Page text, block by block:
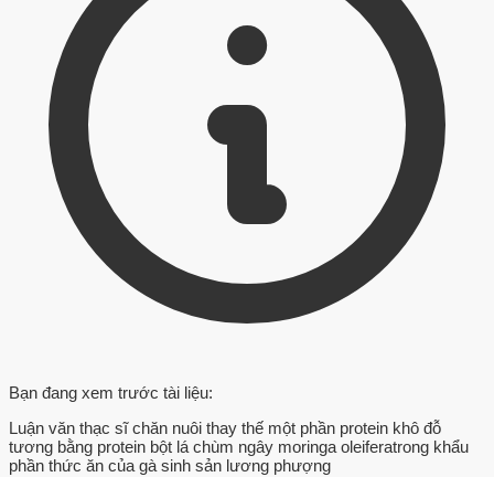
Bạn đang xem trước tài liệu:
Luận văn thạc sĩ chăn nuôi thay thế một phần protein khô đỗ
tương bằng protein bột lá chùm ngây moringa oleiferatrong khẩu
phần thức ăn của gà sinh sản lương phượng